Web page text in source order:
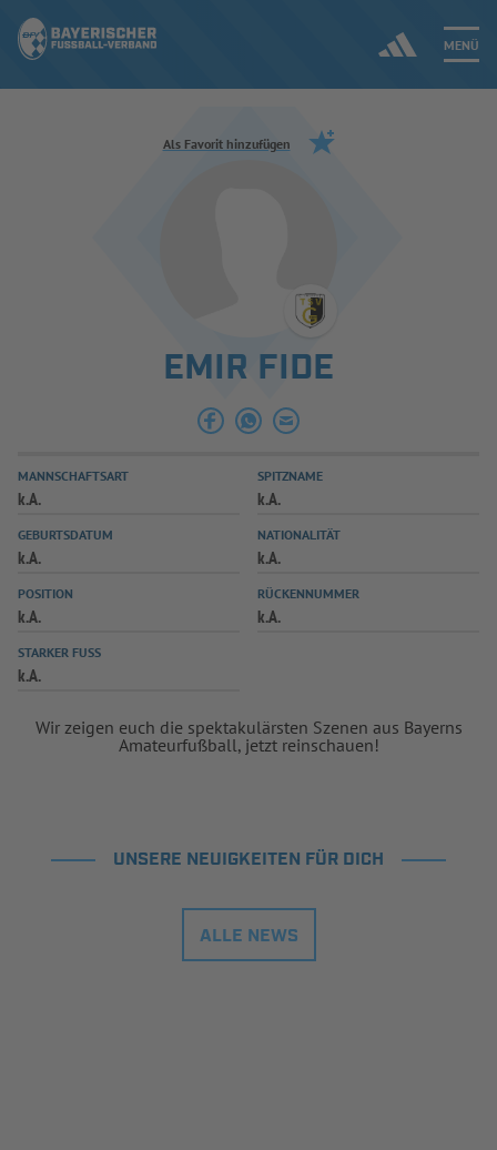
MENÜ
Jetzt einloggen
SPIELBETRIEB & VERBANDSLEBEN
AUSBILDUNG & FÖRDERUNG
SPIELPLUS
Als Favorit hinzufügen
EMIR FIDE
MANNSCHAFTSART
k.A.
SPITZNAME
k.A.
GEBURTSDATUM
k.A.
NATIONALITÄT
k.A.
POSITION
k.A.
RÜCKENNUMMER
k.A.
STARKER FUSS
k.A.
Wir zeigen euch die spektakulärsten Szenen aus Bayerns
Amateurfußball, jetzt reinschauen!
UNSERE NEUIGKEITEN FÜR DICH
ALLE NEWS